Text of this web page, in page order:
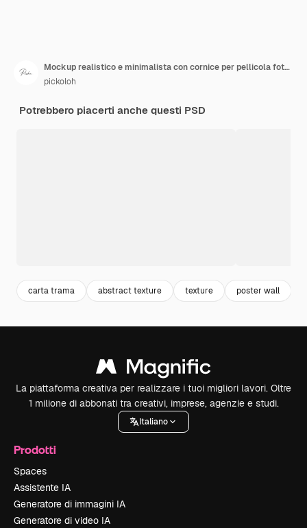
Mockup realistico e minimalista con cornice per pellicola fotografica in carta fotografica strappata polaroid con sovrapposizione di ombre
pickoloh
Potrebbero piacerti anche questi PSD
carta trama abstract texture texture poster wall
La piattaforma creativa per realizzare i tuoi migliori lavori. Oltre
1 milione di abbonati tra creativi, imprese, agenzie e studi.
Italiano
Prodotti
Spaces
Assistente IA
Generatore di immagini IA
Generatore di video IA